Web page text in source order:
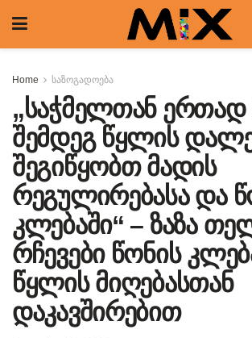
Home საზოგადოება
„საჭმელთან ერთად
შემდეგ წყლის
შეგიწყობთ მადის
რეგულირებასა და
კლებაში“ – ზაზა
რჩევები წონის
წყლის მიღებასთან
დაკავშირებით